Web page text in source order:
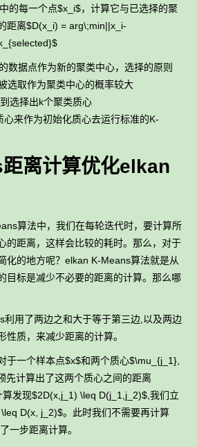
一个点$x_i$，计算它与已选择的聚
距离$D(x_i) = arg\;min||x_i-
点作为新的聚类中心，选择的原则
选取作为聚类中心的概率较大
出k个聚类质心
为初始化质心去运行标准的K-
离计算优化elkan
法中，我们在每轮迭代时，要计算所
的距离，这样会比较的耗时。那么，对于
化的地方呢？elkan K-Means算法就是从
目标是减少不必要的距离的计算。那么哪
两边之和大于等于第三边,以及两边
性质，来减少距离的计算。
个样本点$x$和两个质心$\mu_{j_1},
先计算出了这两个质心之间的距离
发现$2D(x,j_1) \leq D(j_1,j_2)$,我们立
D(x, j_2)$。此时我们不需要再计算
一步距离计算。